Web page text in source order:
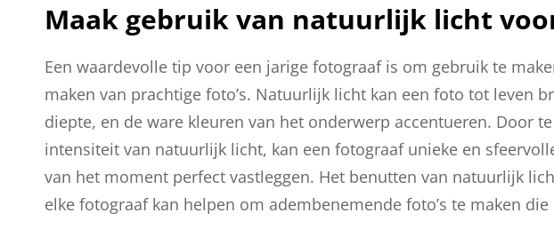
Maak gebruik van natuurlijk licht
Een waardevolle tip voor een jarige fotograaf is om gebruik te
maken van prachtige foto’s. Natuurlijk licht kan een foto tot leven
diepte, en de ware kleuren van het onderwerp accentueren. Door
intensiteit van natuurlijk licht, kan een fotograaf unieke en
van het moment perfect vastleggen. Het benutten van natuurlijk
elke fotograaf kan helpen om adembenemende foto’s te maken